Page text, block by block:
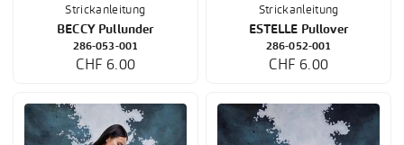
Strickanleitung
BECCY Pullunder
286-053-001
CHF 6.00
Strickanleitung
ESTELLE Pullover
286-052-001
CHF 6.00